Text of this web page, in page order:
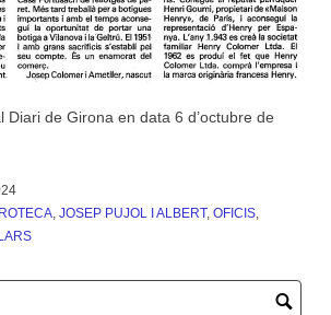
Diari de Girona en data 6 d’octubre de
JOSEP PUJOL I ALBERT, OFICIS